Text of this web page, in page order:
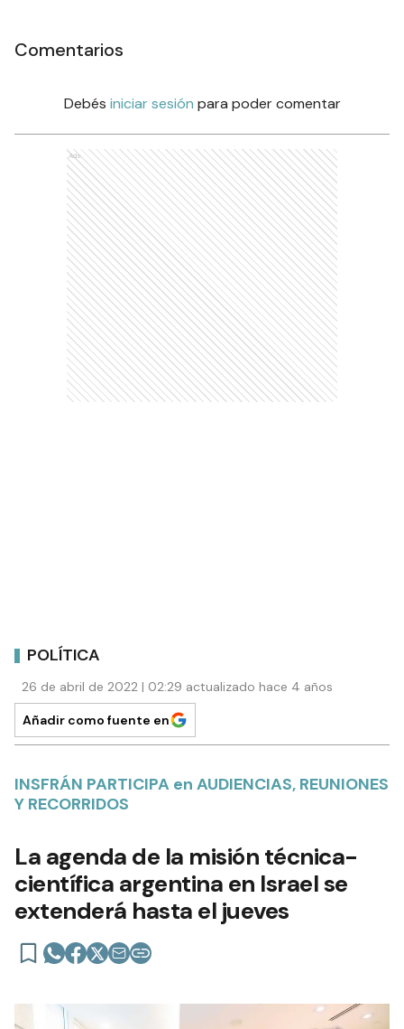
Comentarios
Debés iniciar sesión para poder comentar
Ads
POLÍTICA
26 de abril de 2022 | 02:29 actualizado hace 4 años
Añadir como fuente en
INSFRÁN PARTICIPA en AUDIENCIAS, REUNIONES
Y RECORRIDOS
La agenda de la misión técnica-
científica argentina en Israel se
extenderá hasta el jueves